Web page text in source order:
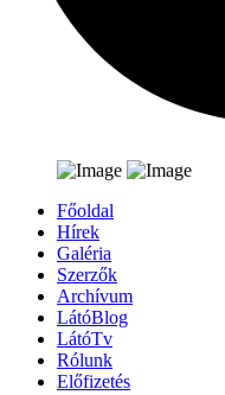
Főoldal
Hírek
Galéria
Szerzők
Archívum
LátóBlog
LátóTv
Rólunk
Előfizetés